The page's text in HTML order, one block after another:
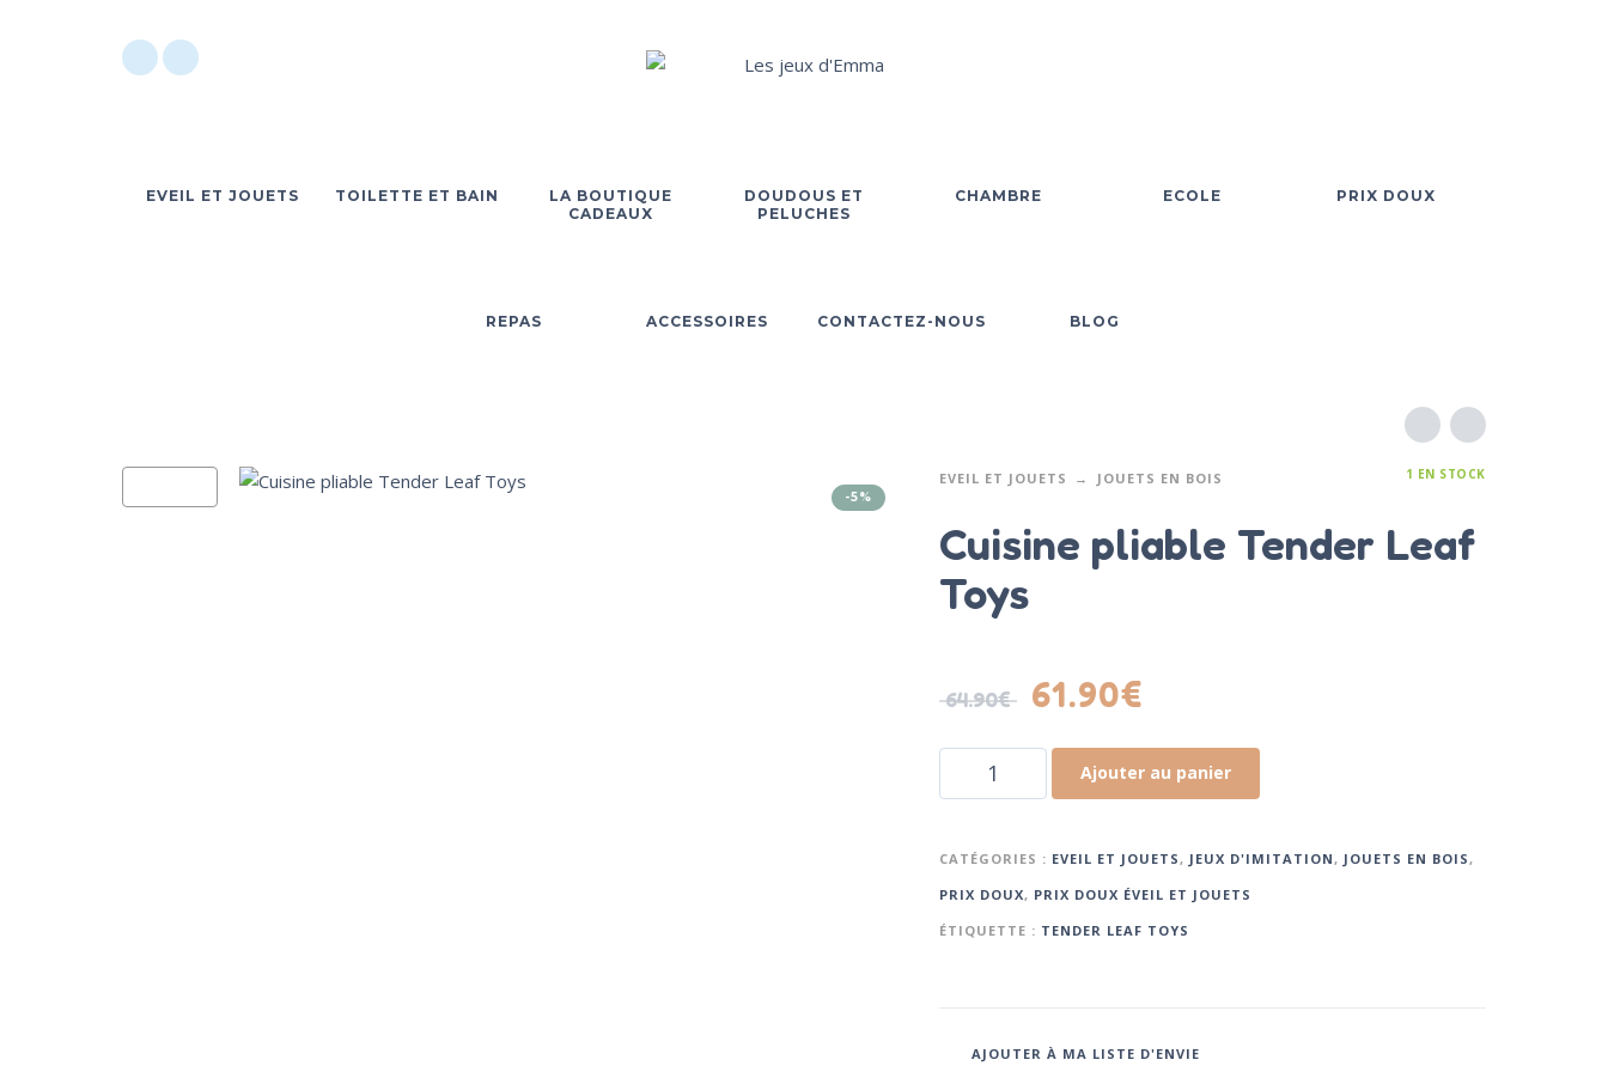
EVEIL ET JOUETS TOILETTE ET BAIN
LA BOUTIQUE
CADEAUX
DOUDOUS ET
PELUCHES
CHAMBRE ECOLE PRIX DOUX
REPAS ACCESSOIRES CONTACTEZ-NOUS BLOG
-5%
EVEIL ET JOUETS JOUETS EN BOIS 1 EN STOCK
Cuisine pliable Tender Leaf
Toys
64.90€ 61.90€
Ajouter au panier
CATÉGORIES : EVEIL ET JOUETS, JEUX D'IMITATION, JOUETS EN BOIS,
PRIX DOUX, PRIX DOUX ÉVEIL ET JOUETS
ÉTIQUETTE : TENDER LEAF TOYS
AJOUTER À MA LISTE D'ENVIE